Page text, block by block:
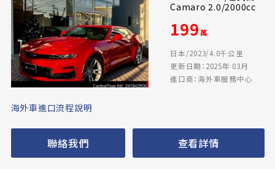
Camaro 2.0/2000cc
199萬
日本/2023/4.0千公里
更新日期：2025年 03月
進口商：海外車服務中心
海外車進口流程說明
聯絡我們 查看詳情